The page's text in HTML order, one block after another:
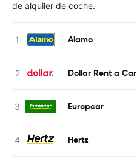
de alquiler de coche.
Alamo
Dollar Rent a Car
Europcar
Hertz